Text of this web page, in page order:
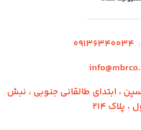
۰۹136340034
، ابتدای طالقانی جنوبی ، نبش
پلاک 214